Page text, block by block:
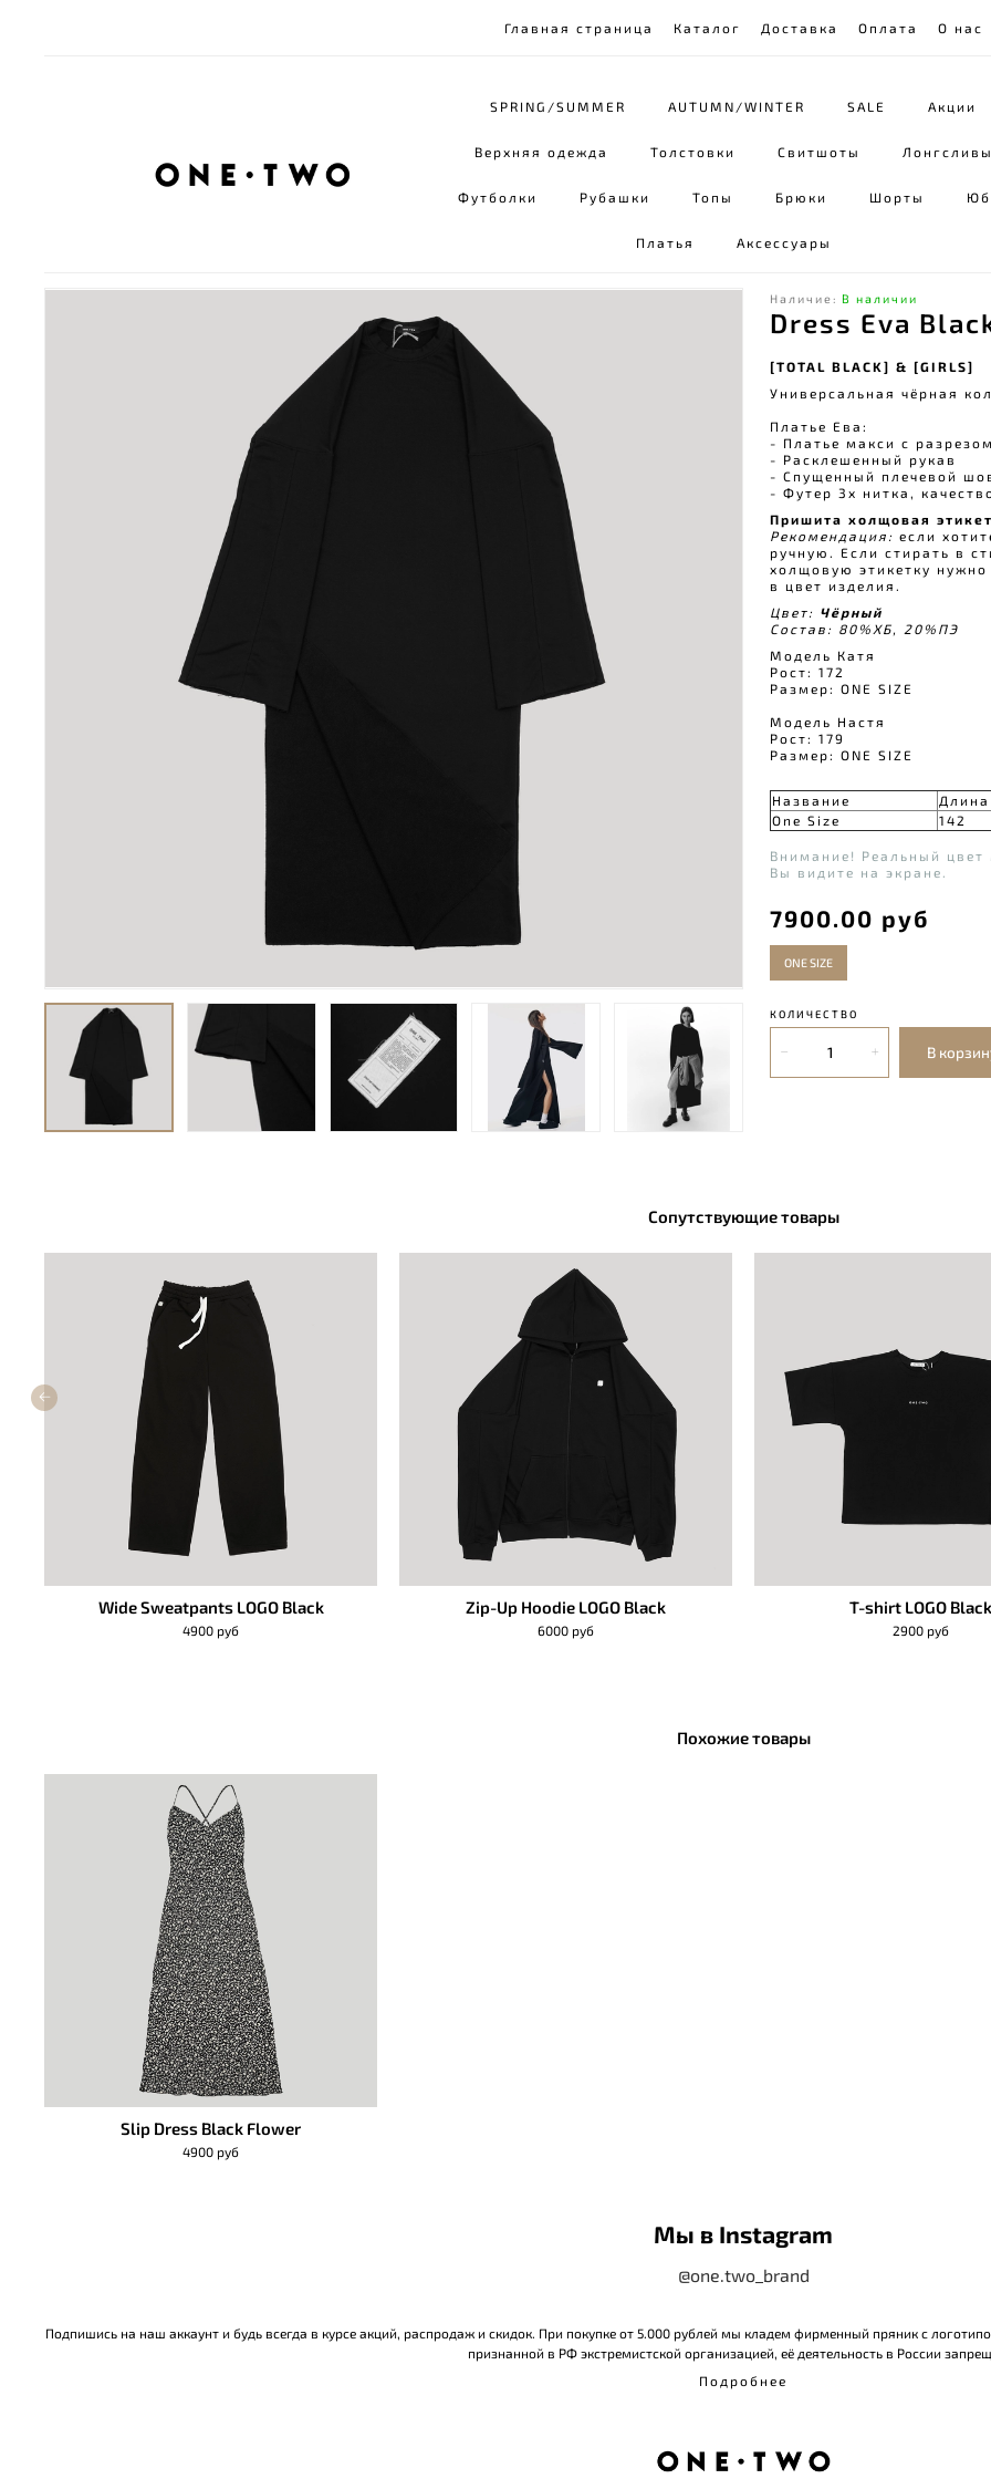
Главная страница Каталог Доставка Оплата О нас
SPRING/SUMMER AUTUMN/WINTER SALE Акции
Верхняя одежда Толстовки Свитшоты
Футболки Рубашки Топы Брюки Шорты
Платья Аксессуары
Наличие: В наличии
Dress Eva
7900.00 руб
КОЛИЧЕСТВО
В
ONE SIZE
[TOTAL BLACK] & [GIRLS]
Универсальная чёрная
Платье Ева:
- Платье макси с
- Расклешенный рукав
- Спущенный плечевой
- Футер 3х нитка,
Пришита холщовая
Рекомендация: если
ручную. Если стирать в
холщовую этикетку
в цвет изделия.
Цвет: Чёрный
Состав: 80%ХБ, 20%ПЭ
Модель Катя
Рост: 172
Размер: ONE SIZE
Модель Настя
Рост: 179
Размер: ONE SIZE
Название
Длина
One Size
142
Внимание! Реальный цвет
Вы видите на экране.
Сопутствующие товары
Wide Sweatpants LOGO Black
4900 руб
Zip-Up Hoodie LOGO Black
6000 руб
T-shirt LOGO Black
2900 руб
Похожие товары
Slip Dress Black Flower
4900 руб
Мы в Instagram
@one.two_brand
Подпишись на наш аккаунт и будь всегда в курсе акций, распродаж и скидок. При покупке от 5.000 рублей мы кладем фирменный пряник с
признанной в РФ экстремистской организацией, её деятельность в России
Подробнее